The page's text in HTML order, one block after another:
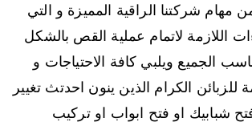
مهام شركتنا الراقية المميزة و التي
اللازمة لاتمام عملية القص بالشكل
الجميع ويلبي كافة الاحتياجات و
للزبائن الكرام الذين ينون احدتث تغيير
شبابيك او فتح ابواب او تركيب